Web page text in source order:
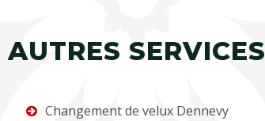
AUTRES SERVICES
Changement de velux Dennevy